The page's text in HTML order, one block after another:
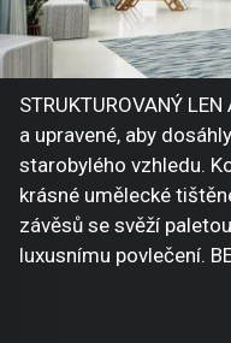
STRUKTUROVANÝ
a upravené, aby
starobylého vzhledu.
krásné umělecké
závěsů se svěží
luxusnímu povlečení.